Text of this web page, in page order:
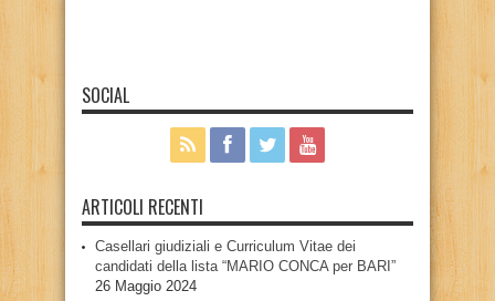
SOCIAL
ARTICOLI RECENTI
Casellari giudiziali e Curriculum Vitae dei
candidati della lista “MARIO CONCA per BARI”
26 Maggio 2024